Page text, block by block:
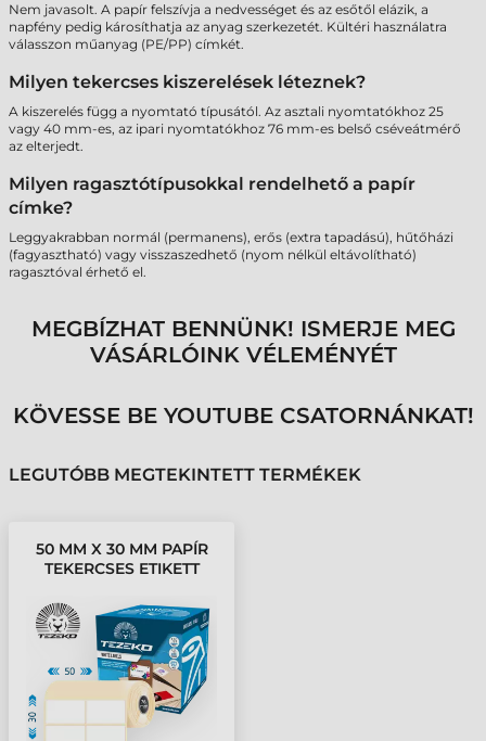
Nem javasolt. A papír felszívja a nedvességet és az esőtől elázik, a
napfény pedig károsíthatja az anyag szerkezetét. Kültéri használatra
válasszon műanyag (PE/PP) címkét.
Milyen tekercses kiszerelések léteznek?
A kiszerelés függ a nyomtató típusától. Az asztali nyomtatókhoz 25
vagy 40 mm-es, az ipari nyomtatókhoz 76 mm-es belső cséveátmérő
az elterjedt.
Milyen ragasztótípusokkal rendelhető a papír
címke?
Leggyakrabban normál (permanens), erős (extra tapadású), hűtőházi
(fagyasztható) vagy visszaszedhető (nyom nélkül eltávolítható)
ragasztóval érhető el.
MEGBÍZHAT BENNÜNK! ISMERJE MEG
VÁSÁRLÓINK VÉLEMÉNYÉT
KÖVESSE BE YOUTUBE CSATORNÁNKAT!
LEGUTÓBB MEGTEKINTETT TERMÉKEK
50 MM X 30 MM PAPÍR
TEKERCSES ETIKETT
CÍMKE/TEKERCS )